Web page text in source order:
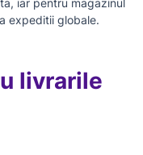
iar pentru magazinul
expeditii globale.
livrarile